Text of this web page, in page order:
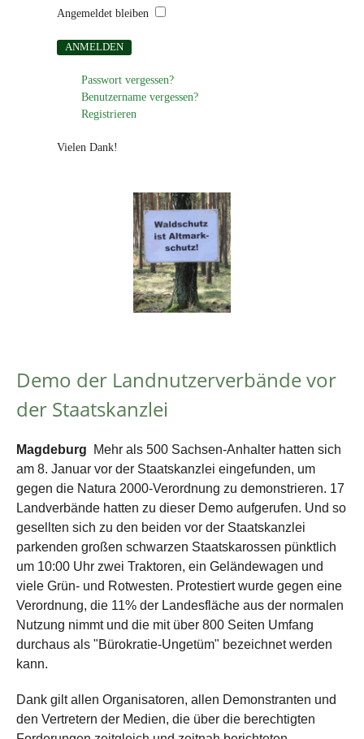
Angemeldet bleiben
Passwort vergessen?
Benutzername vergessen?
Registrieren
Vielen Dank!
Demo der Landnutzerverbände vor
der Staatskanzlei
Magdeburg Mehr als 500 Sachsen-Anhalter hatten sich
am 8. Januar vor der Staatskanzlei eingefunden, um
gegen die Natura 2000-Verordnung zu demonstrieren. 17
Landverbände hatten zu dieser Demo aufgerufen. Und so
gesellten sich zu den beiden vor der Staatskanzlei
parkenden großen schwarzen Staatskarossen pünktlich
um 10:00 Uhr zwei Traktoren, ein Geländewagen und
viele Grün- und Rotwesten. Protestiert wurde gegen eine
Verordnung, die 11% der Landesfläche aus der normalen
Nutzung nimmt und die mit über 800 Seiten Umfang
durchaus als "Bürokratie-Ungetüm" bezeichnet werden
kann.
Dank gilt allen Organisatoren, allen Demonstranten und
den Vertretern der Medien, die über die berechtigten